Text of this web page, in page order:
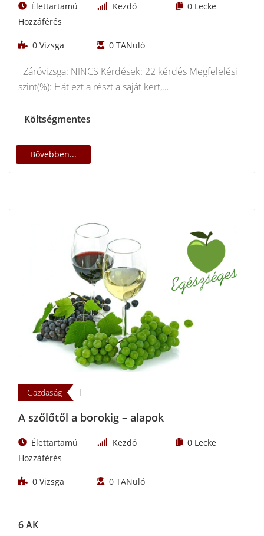
Élettartamú
Hozzáférés
Kezdő 0 Lecke
0 Vizsga 0TANuló
Záróvizsga: NINCS Kérdések: 22 kérdés Megfelelési
szint(%): Hát ezt a részt a saját kert,…
Költségmentes
Bővebben...
Gazdaság
A szőlőtől a borokig – alapok
Élettartamú
Hozzáférés
Kezdő 0 Lecke
0 Vizsga 0TANuló
6 AK